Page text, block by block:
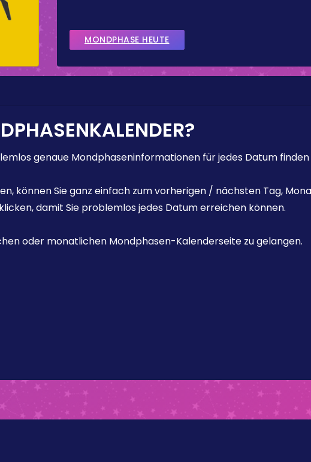
MONDPHASE HEUTE
genaue Mondphaseninformationen für jedes Datum finden
können Sie ganz einfach zum vorherigen / nächsten Tag,
damit Sie problemlos jedes Datum erreichen können.
oder monatlichen Mondphasen-Kalenderseite zu gelangen.